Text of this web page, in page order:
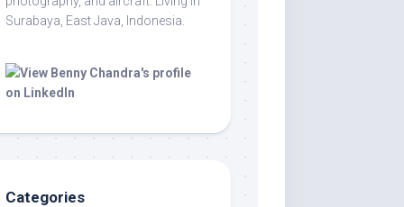
Surabaya, East Java, Indonesia.
Categories